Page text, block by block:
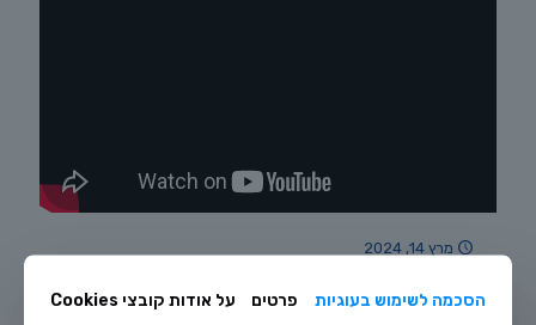
מרץ 14, 2024
הסכמה לשימוש בעוגיות פרטים על אודות קובצי Cookies